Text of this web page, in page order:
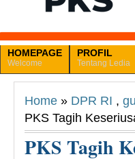
HOMEPAGE
Welcome
PROFIL
Tentang Ledia
Home » DPR RI ,
PKS Tagih
PKS Tagih